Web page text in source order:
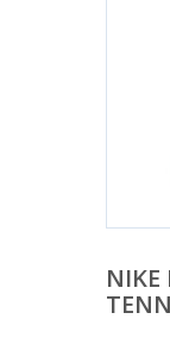
NIKE